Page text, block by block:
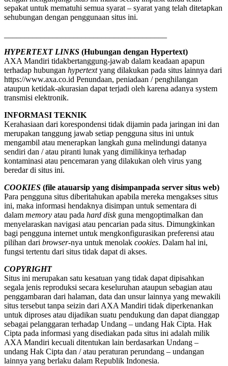
sepakat untuk mematuhi semua syarat – syarat yang telah ditetapkan
sehubungan dengan penggunaan situs ini.
HYPERTEXT LINKS (Hubungan dengan Hypertext)
AXA Mandiri tidakbertanggung-jawab dalam keadaan apapun
terhadap hubungan hypertextyang dilakukan pada situs lainnya dari
https://www.axa.co.id Penundaan, peniadaan / penghilangan
ataupun ketidak-akurasian dapat terjadi oleh karena adanya system
transmisi elektronik.
INFORMASI TEKNIK
Kerahasiaan dari korespondensi tidak dijamin pada jaringan ini dan
merupakan tanggung jawab setiap pengguna situs ini untuk
mengambil atau menerapkan langkah guna melindungi datanya
sendiri dan / atau piranti lunak yang dimilikinya terhadap
kontaminasi atau pencemaran yang dilakukan oleh virus yang
beredar di situs ini.
COOKIES (file atauarsip yang disimpanpada server situs web)
Para pengguna situs diberitahukan apabila mereka mengakses situs
ini, maka informasi hendaknya disimpan untuk sementara di
dalam memory atau pada hard diskguna mengoptimalkan dan
menyelaraskan navigasi atau pencarian pada situs. Dimungkinkan
bagi pengguna internet untuk mengkonfigurasikan preferensi atau
pilihan dari browser-nya untuk menolak cookies. Dalam hal ini,
fungsi tertentu dari situs tidak dapat di akses.
COPYRIGHT
Situs ini merupakan satu kesatuan yang tidak dapat dipisahkan
segala jenis reproduksi secara keseluruhan ataupun sebagian atau
penggambaran dari halaman, data dan unsur lainnya yang mewakili
situs tersebut tanpa seizin dari AXA Mandiri tidak diperkenankan
untuk diproses atau dijadikan suatu pendukung dan dapat dianggap
sebagai pelanggaran terhadap Undang – undang Hak Cipta. Hak
Cipta pada informasi yang disediakan pada situs ini adalah milik
AXA Mandiri kecuali ditentukan lain berdasarkan Undang –
undang Hak Cipta dan / atau peraturan perundang – undangan
lainnya yang berlaku dalam Republik Indonesia.